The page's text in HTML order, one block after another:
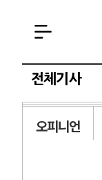
전체기사
오피니언